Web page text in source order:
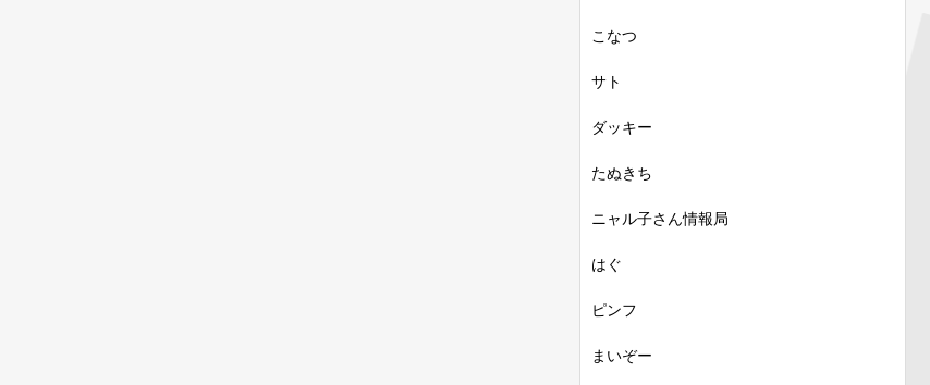
こなつ
サト
ダッキー
たぬきち
ニャル子さん情報局
はぐ
ピンフ
まいぞー